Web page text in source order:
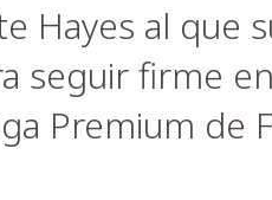
Hayes al que
seguir firme
Premium de